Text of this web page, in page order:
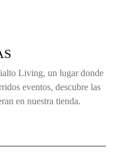
Living, un lugar donde
eventos, descubre las
en nuestra tienda.